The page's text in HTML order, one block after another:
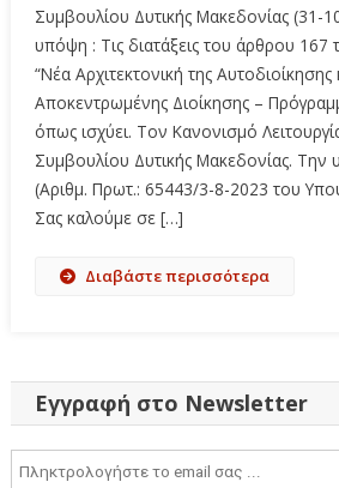
Συμβουλίου Δυτικής Μακεδονίας (31-
υπόψη : Tις διατάξεις του άρθρου
“Νέα Αρχιτεκτονική της Αυτοδιοίκησης
Αποκεντρωμένης Διοίκησης –
όπως ισχύει. Tον Κανονισμό
Συμβουλίου Δυτικής Μακεδονίας. Την
(Αριθμ. Πρωτ.: 65443/3-8-2023 του
Σας καλούμε σε […]
Διαβάστε περισσότερα
Εγγραφή στο Newsletter